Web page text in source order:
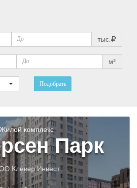
тыс.
м²
Подобрать
Жилой комплекс
Парк
Клевер Инвест